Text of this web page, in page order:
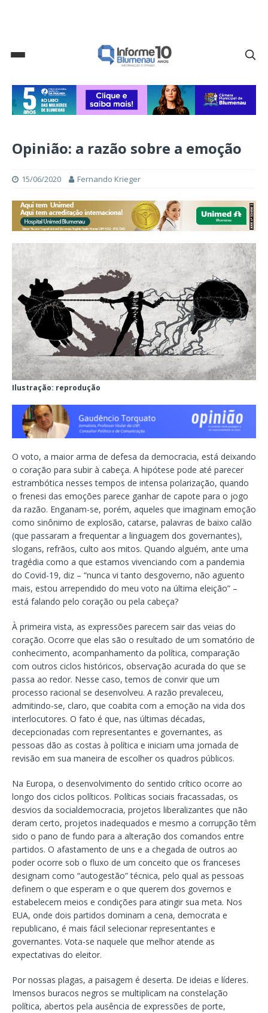
Opinião: a razão sobre a emoção
15/06/2020 Fernando Krieger
Ilustração: reprodução
O voto, a maior arma de defesa da democracia, está deixando
o coração para subir à cabeça. A hipótese pode até parecer
estrambótica nesses tempos de intensa polarização, quando
o frenesi das emoções parece ganhar de capote para o jogo
da razão. Enganam-se, porém, aqueles que imaginam emoção
como sinônimo de explosão, catarse, palavras de baixo calão
(que passaram a frequentar a linguagem dos governantes),
slogans, refrãos, culto aos mitos. Quando alguém, ante uma
tragédia como a que estamos vivenciando com a pandemia
do Covid-19, diz – “nunca vi tanto desgoverno, não aguento
mais, estou arrependido do meu voto na última eleição” –
está falando pelo coração ou pela cabeça?
À primeira vista, as expressões parecem sair das veias do
coração. Ocorre que elas são o resultado de um somatório de
conhecimento, acompanhamento da política, comparação
com outros ciclos históricos, observação acurada do que se
passa ao redor. Nesse caso, temos de convir que um
processo racional se desenvolveu. A razão prevaleceu,
admitindo-se, claro, que coabita com a emoção na vida dos
interlocutores. O fato é que, nas últimas décadas,
decepcionadas com representantes e governantes, as
pessoas dão as costas à política e iniciam uma jornada de
revisão em sua maneira de escolher os quadros públicos.
Na Europa, o desenvolvimento do sentido crítico ocorre ao
longo dos ciclos políticos. Políticas sociais fracassadas, os
desvios da socialdemocracia, projetos liberalizantes que não
deram certo, projetos inadequados e mesmo a corrupção têm
sido o pano de fundo para a alteração dos comandos entre
partidos. O afastamento de uns e a chegada de outros ao
poder ocorre sob o fluxo de um conceito que os franceses
designam como “autogestão” técnica, pelo qual as pessoas
definem o que esperam e o que querem dos governos e
estabelecem meios e condições para atingir sua meta. Nos
EUA, onde dois partidos dominam a cena, democrata e
republicano, é mais fácil selecionar representantes e
governantes. Vota-se naquele que melhor atende as
expectativas do eleitor.
Por nossas plagas, a paisagem é deserta. De ideias e líderes.
Imensos buracos negros se multiplicam na constelação
política, abertos pela ausência de expressões de porte,